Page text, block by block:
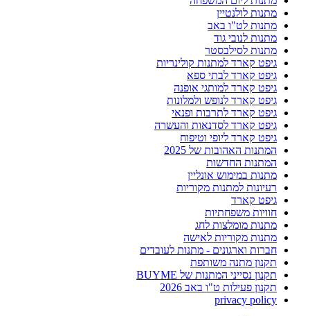
מתנות לולנטיין
מתנות לט"ו באב
מתנות לנובי גוד
מתנות לסילבסטר
גיפט קארד למתנות קולינריות
גיפט קארד לבתי ספא
גיפט קארד למותגי אופנה
גיפט קארד לנופש ולמלונות
גיפט קארד לתרבות ופנאי
גיפט קארד לסדנאות והעשרה
גיפט קארד ליופי וטיפוח
המתנות האהובות של 2025
המתנות החדשות
מתנות במימוש אונליין
רעיונות למתנות מקוריות
גיפט קארד
חוויות משפחתיות
מתנות מומלצות לחג
מתנות מקוריות לאישה
חברות וארגונים - מתנות לעובדים
תקנון מתנה משותפת
תקנון נסייני המתנות של BUYME
תקנון פעילות ט"ו באב 2026
privacy policy